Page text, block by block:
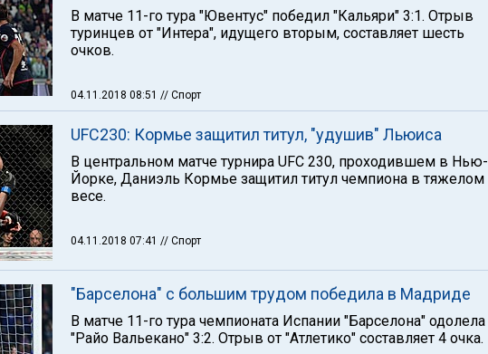
В матче 11-го тура "Ювентус" победил "Кальяри" 3:1. Отрыв
туринцев от "Интера", идущего вторым, составляет шесть
очков.
04.11.2018 08:51 // Спорт
UFC230: Кормье защитил титул, "удушив" Льюиса
В центральном матче турнира UFC 230, проходившем в Нью-
Йорке, Даниэль Кормье защитил титул чемпиона в тяжелом
весе.
04.11.2018 07:41 // Спорт
"Барселона" с большим трудом победила в Мадриде
В матче 11-го тура чемпионата Испании "Барселона" одолела
"Райо Вальекано" 3:2. Отрыв от "Атлетико" составляет 4 очка.